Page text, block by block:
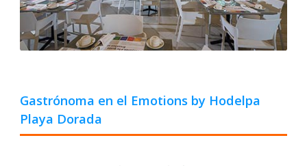
Gastrónoma en el Emotions by Hodelpa
Playa Dorada